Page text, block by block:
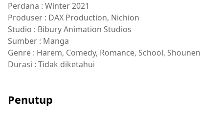
Perdana : Winter 2021
Produser : DAX Production, Nichion
Studio : Bibury Animation Studios
Sumber : Manga
Genre : Harem, Comedy, Romance, School, Shounen
Durasi : Tidak diketahui
Penutup